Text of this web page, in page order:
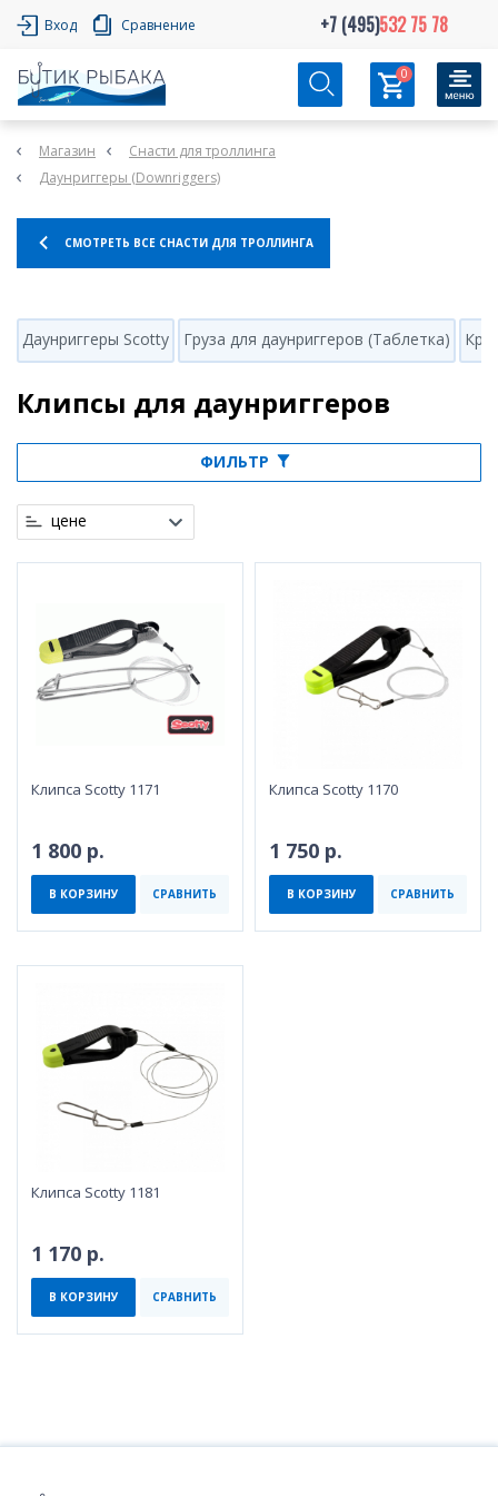
Вход Сравнение +7 (495)532 75 78
0
Магазин
Снасти для троллинга
Даунриггеры (Downriggers)
СМОТРЕТЬ ВСЕ СНАСТИ ДЛЯ ТРОЛЛИНГА
Даунриггеры Scotty Груза для даунриггеров (Таблетка)
Клипсы для даунриггеров
ФИЛЬТР
цене
Клипса Scotty 1171
1 800 р.
В КОРЗИНУ СРАВНИТЬ
Клипса Scotty 1170
1 750 р.
В КОРЗИНУ СРАВНИТЬ
Клипса Scotty 1181
1 170 р.
В КОРЗИНУ СРАВНИТЬ